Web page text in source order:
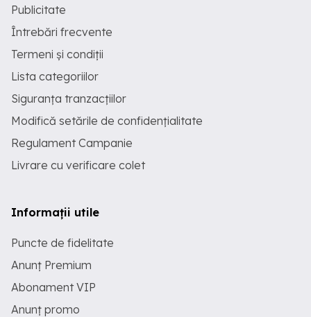
Publicitate
Întrebări frecvente
Termeni și condiții
Lista categoriilor
Siguranța tranzacțiilor
Modifică setările de confidențialitate
Regulament Campanie
Livrare cu verificare colet
Informații utile
Puncte de fidelitate
Anunț Premium
Abonament VIP
Anunț promo